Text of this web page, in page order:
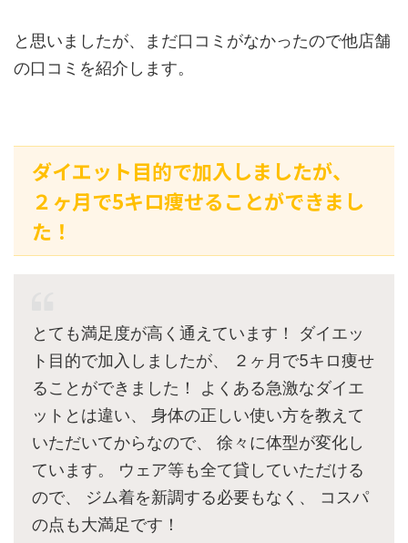
と思いましたが、まだ口コミがなかったので他店舗
の口コミを紹介します。
ダイエット目的で加入しましたが、
２ヶ月で5キロ痩せることができまし
た！
とても満足度が高く通えています！ ダイエッ
ト目的で加入しましたが、 ２ヶ月で5キロ痩せ
ることができました！ よくある急激なダイエ
ットとは違い、 身体の正しい使い方を教えて
いただいてからなので、 徐々に体型が変化し
ています。 ウェア等も全て貸していただける
ので、 ジム着を新調する必要もなく、 コスパ
の点も大満足です！